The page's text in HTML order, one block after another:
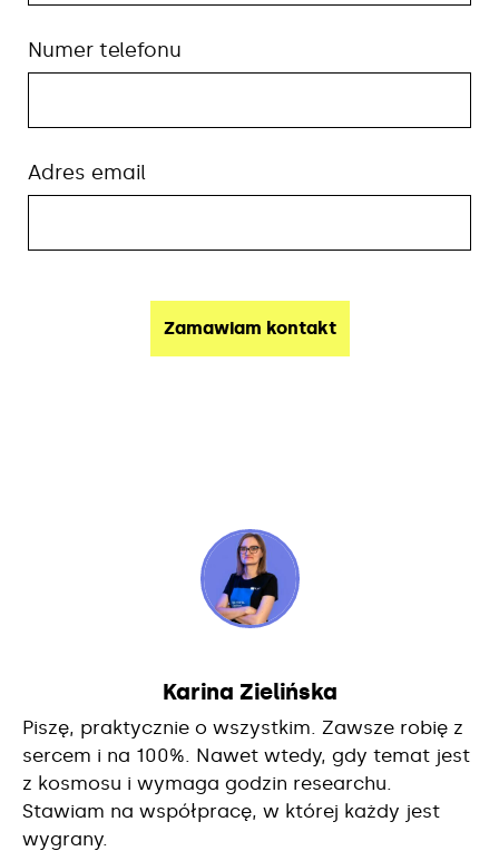
Numer telefonu
Adres email
Karina Zielińska
Piszę, praktycznie o wszystkim. Zawsze robię z
sercem i na 100%. Nawet wtedy, gdy temat jest
z kosmosu i wymaga godzin researchu.
Stawiam na współpracę, w której każdy jest
wygrany.